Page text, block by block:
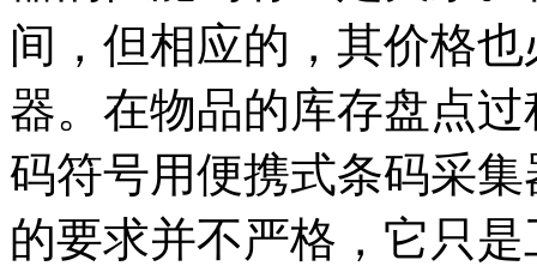
间，但相应的，其价格
器。在物品的库存盘点
码符号用便携式条码采
的要求并不严格，它只